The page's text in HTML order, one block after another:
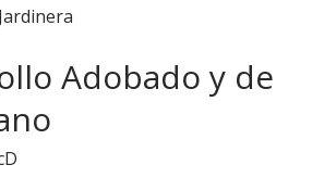
Adobado y de